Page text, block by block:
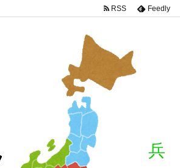
兵
RSS Feedly